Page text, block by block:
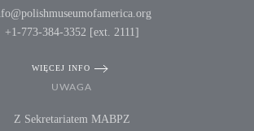
+1-773-384-3352 [ext. 2111]
WIĘCEJ INFO
UWAGA
Z Sekretariatem MABPZ